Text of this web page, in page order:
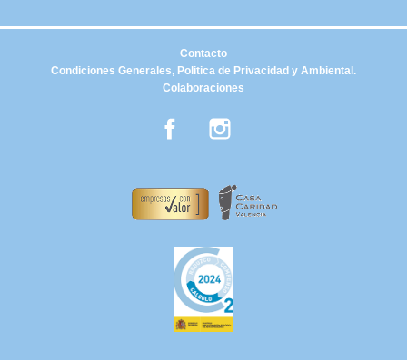
Condiciones Generales, Politica de Privacidad y Ambiental.
Colaboraciones
Contacto
Facebook